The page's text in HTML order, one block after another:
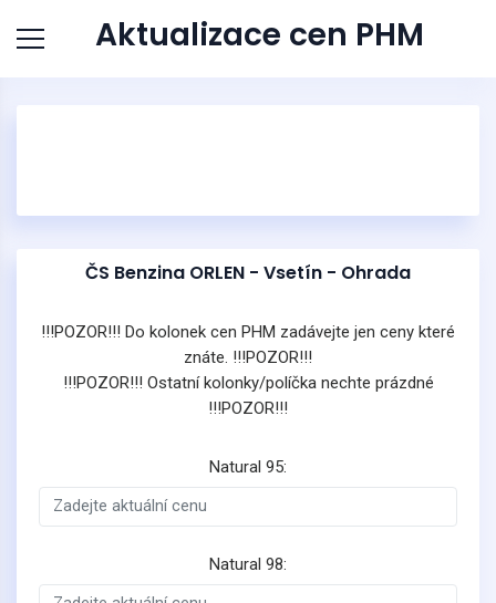
Aktualizace cen PHM
ČS Benzina ORLEN - Vsetín - Ohrada
!!!POZOR!!! Do kolonek cen PHM zadávejte jen ceny které
znáte. !!!POZOR!!!
!!!POZOR!!! Ostatní kolonky/políčka nechte prázdné
!!!POZOR!!!
Natural 95:
Natural 98: